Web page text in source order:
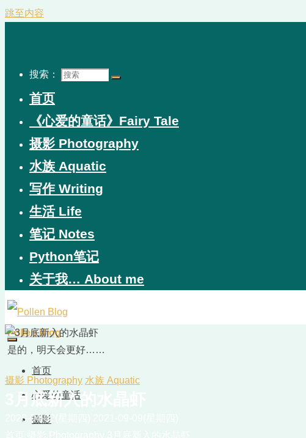
跳至内容
搜索：
首页
《心爱的童话》Fairy Tale
摄影 Photography
水族 Aquatic
写作 Writing
生活 Life
笔记 Notes
Python笔记
关于我… About me
Pollen Blog
是的，明天会更好……
首页
心爱的童话
摄影
摄影 Photography 水族 Aquatic
3月底新入的水晶虾
2020-04-02(星期四)